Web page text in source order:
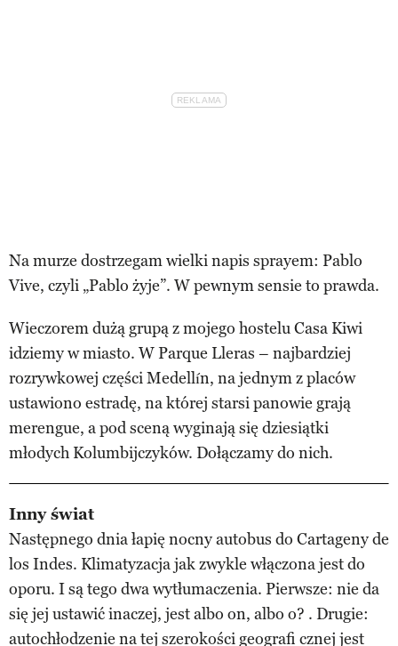
Na murze dostrzegam wielki napis sprayem: Pablo
Vive, czyli „Pablo żyje”. W pewnym sensie to prawda.
Wieczorem dużą grupą z mojego hostelu Casa Kiwi
idziemy w miasto. W Parque Lleras – najbardziej
rozrywkowej części Medellín, na jednym z placów
ustawiono estradę, na której starsi panowie grają
merengue, a pod sceną wyginają się dziesiątki
młodych Kolumbijczyków. Dołączamy do nich.
Inny świat
Następnego dnia łapię nocny autobus do Cartageny de
los Indes. Klimatyzacja jak zwykle włączona jest do
oporu. I są tego dwa wytłumaczenia. Pierwsze: nie da
się jej ustawić inaczej, jest albo on, albo o? . Drugie:
autochłodzenie na tej szerokości geografi cznej jest